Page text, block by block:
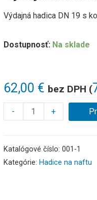
62,00 € bez DPH (
Výdajná hadica DN 19 s
Dostupnosť: Na sklade
- +
Katalógové číslo: 001-1
Kategórie: Hadice na naftu